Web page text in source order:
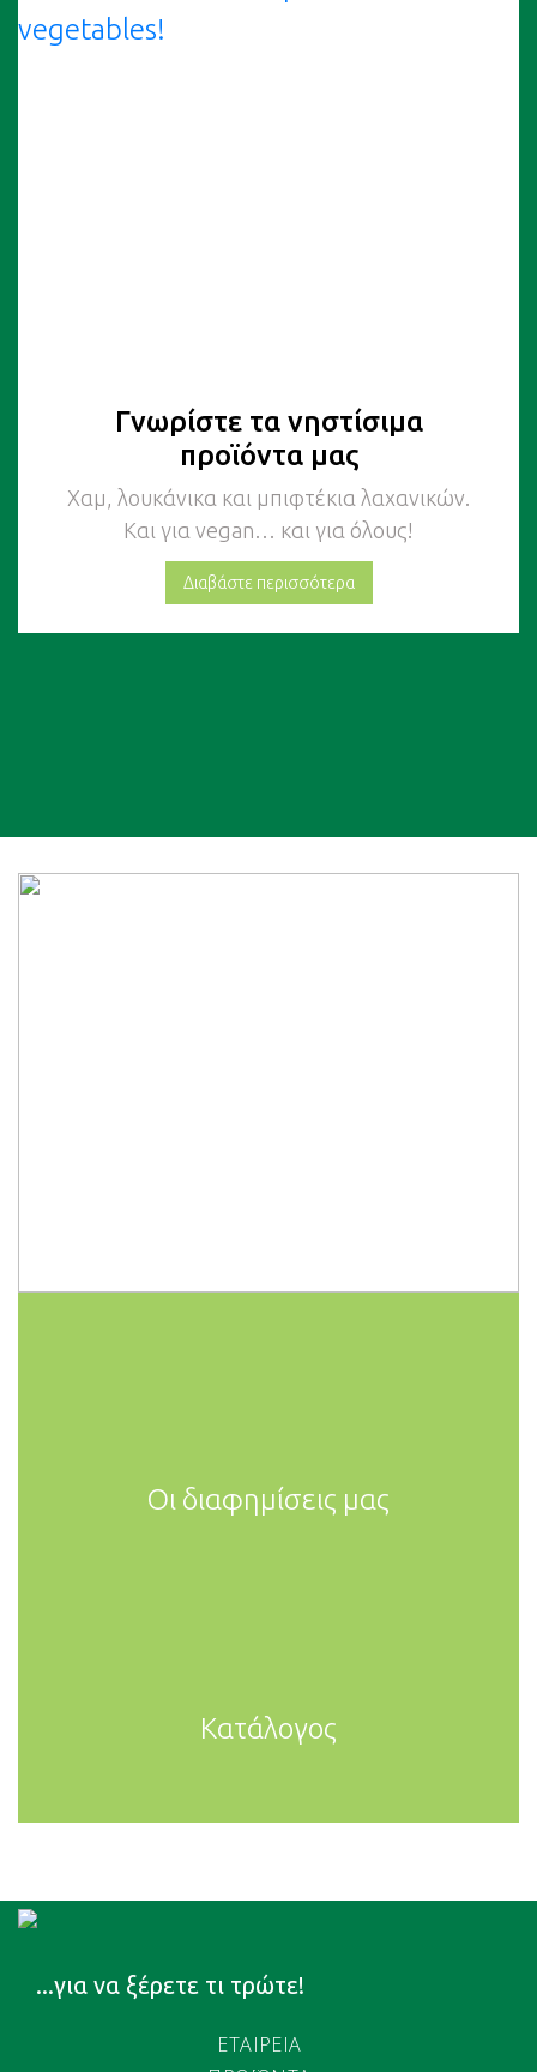
Γνωρίστε τα νηστίσιμα
προϊόντα μας
Χαμ, λουκάνικα και μπιφτέκια λαχανικών.
Και για vegan… και για όλους!
Διαβάστε περισσότερα
Οι διαφημίσεις μας
Κατάλογος
...για να ξέρετε τι τρώτε!
ΕΤΑΙΡΕΙΑ